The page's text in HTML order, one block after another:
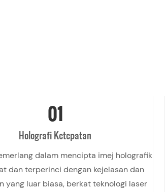
01
Holografi Ketepatan
dalam mencipta imej holografik
dan terperinci dengan kejelasan dan
yang luar biasa, berkat teknologi laser